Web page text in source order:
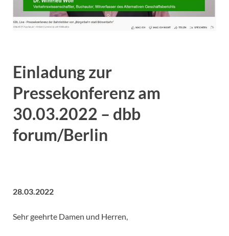
Einladung zur
Pressekonferenz am
30.03.2022 – dbb
forum/Berlin
28.03.2022
Sehr geehrte Damen und Herren,